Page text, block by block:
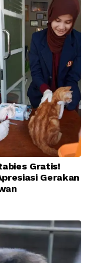
Gratis!
Gerakan